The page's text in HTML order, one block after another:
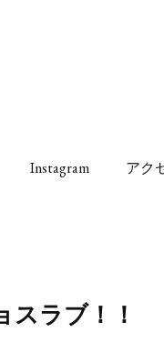
Instagram アク
スラブ！！